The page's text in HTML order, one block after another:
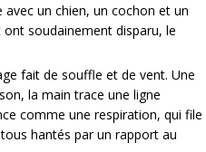
un chien, un cochon et un
soudainement disparu, le
fait de souffle et de vent. Une
la main trace une ligne
comme une respiration, qui file
hantés par un rapport au